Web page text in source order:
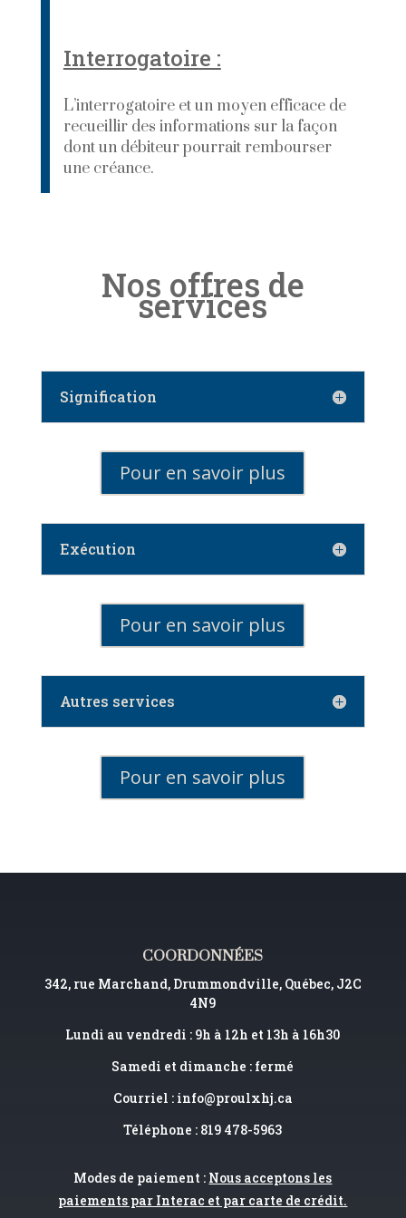
Interrogatoire :
L’interrogatoire et un moyen efficace de
recueillir des informations sur la façon
dont un débiteur pourrait rembourser
une créance.
Nos offres de
services
Signification
Pour en savoir plus
Exécution
Pour en savoir plus
Autres services
Pour en savoir plus
COORDONNÉES
342, rue Marchand, Drummondville, Québec, J2C
4N9
Lundi au vendredi : 9h à 12h et 13h à 16h30
Samedi et dimanche : fermé
Courriel : info@proulxhj.ca
Téléphone : 819 478-5963
Modes de paiement : Nous acceptons les
paiements par Interac et par carte de crédit.